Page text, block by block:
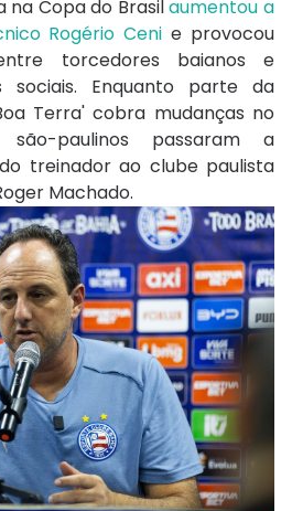
na Copa do Brasilaumentou a
Rogério Ceni e provocou
torcedores baianos e
sociais. Enquanto parte da
Terra' cobra mudanças no
são-paulinos passaram a
treinador ao clube paulista
Machado.